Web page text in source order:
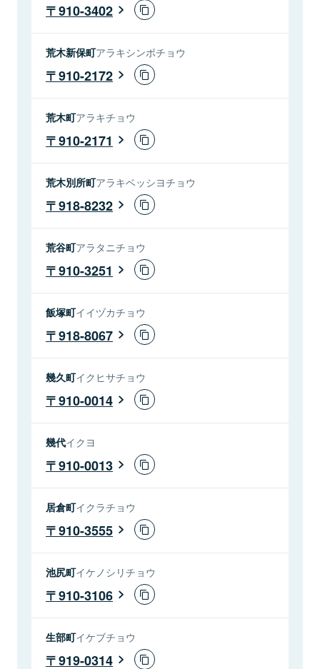
910-3402
荒木新保町アラキシンボチョウ
910-2172
荒木町アラキチョウ
910-2171
荒木別所町アラキベッシヨチョウ
918-8232
荒谷町アラタニチョウ
910-3251
飯塚町イイヅカチョウ
918-8067
幾久町イクヒサチョウ
910-0014
幾代イクヨ
910-0013
居倉町イクラチョウ
910-3555
池尻町イケノシリチョウ
910-3106
生部町イケブチョウ
919-0314